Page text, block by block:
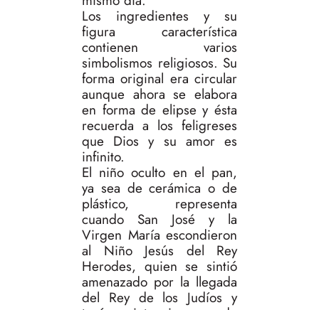
Los ingredientes y su
figura característica
contienen varios
simbolismos religiosos. Su
forma original era circular
aunque ahora se elabora
en forma de elipse y ésta
recuerda a los feligreses
que Dios y su amor es
infinito.
El niño oculto en el pan,
ya sea de cerámica o de
plástico, representa
cuando San José y la
Virgen María escondieron
al Niño Jesús del Rey
Herodes, quien se sintió
amenazado por la llegada
del Rey de los Judíos y